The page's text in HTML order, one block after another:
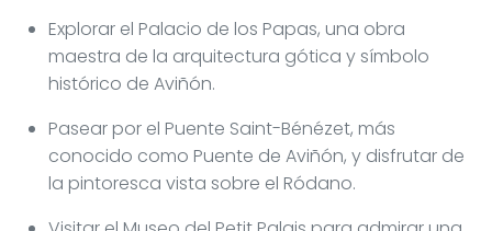
Explorar el Palacio de los Papas, una obra
maestra de la arquitectura gótica y símbolo
histórico de Aviñón.
Pasear por el Puente Saint-Bénézet, más
conocido como Puente de Aviñón, y disfrutar de
la pintoresca vista sobre el Ródano.